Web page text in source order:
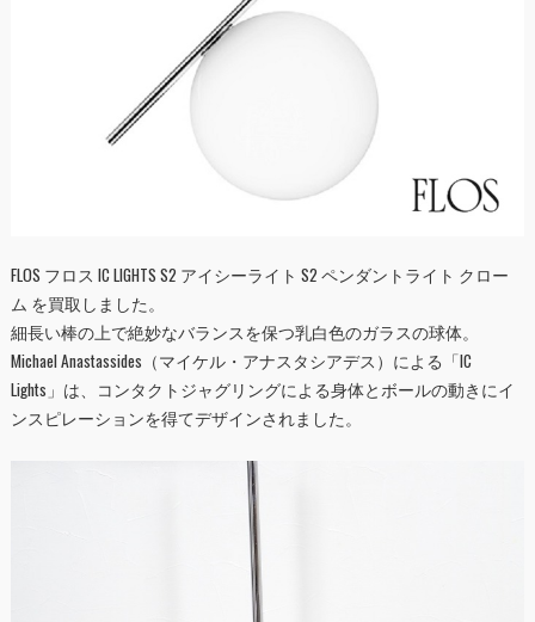
FLOS フロス IC LIGHTS S2 アイシーライト S2 ペンダントライト クロー
ム を買取しました。
細長い棒の上で絶妙なバランスを保つ乳白色のガラスの球体。
Michael Anastassides（マイケル・アナスタシアデス）による「IC
Lights」は、コンタクトジャグリングによる身体とボールの動きにイ
ンスピレーションを得てデザインされました。